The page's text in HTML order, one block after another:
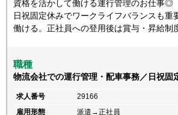
資格を活かして働ける運行管理のお仕事◎
日祝固定休みでワークライフバランスも重
働ける。正社員への登用後は賞与・昇給
職種
物流会社での運行管理・配車事務／日祝固
求人番号
29166
雇用形態
派遣→正社員